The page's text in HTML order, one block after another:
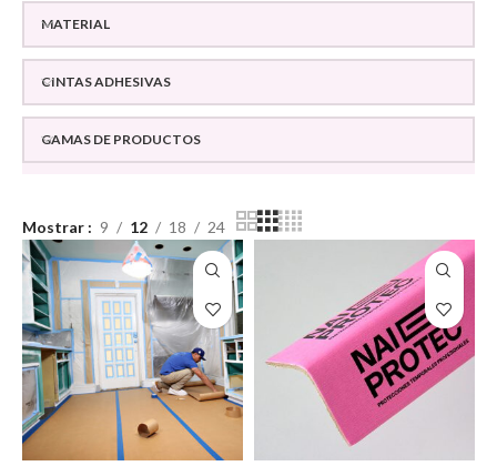
MATERIAL
CINTAS ADHESIVAS
GAMAS DE PRODUCTOS
Mostrar 9 12 18 24